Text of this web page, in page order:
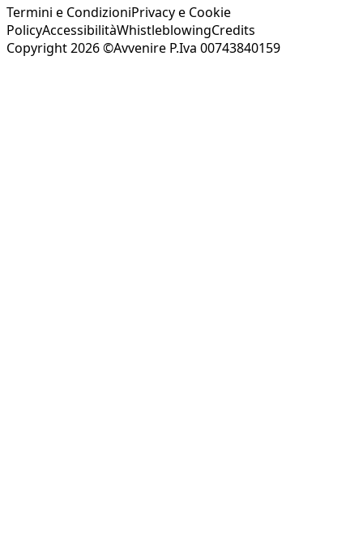
Termini e CondizioniPrivacy e Cookie
PolicyAccessibilitàWhistleblowingCredits
Copyright 2026 ©Avvenire P.Iva 00743840159